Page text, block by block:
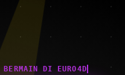
BERMAIN DI EURO4D